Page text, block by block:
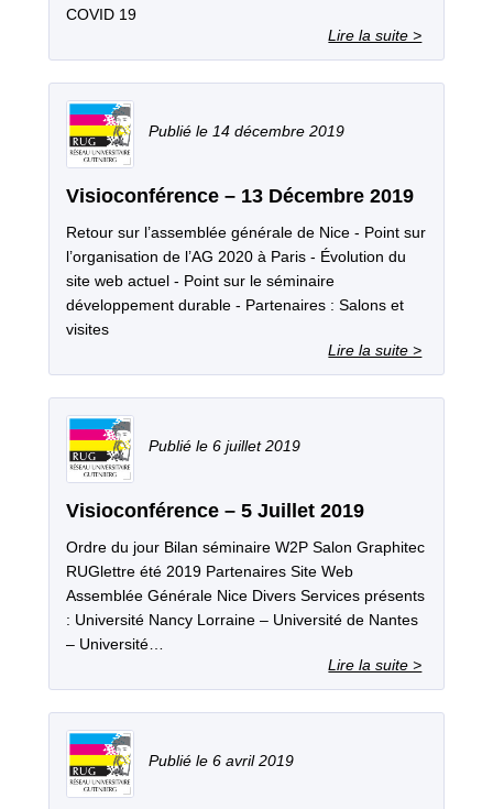
COVID 19
Visioconférence – 13 Décembre 2019
Retour sur l’assemblée générale de Nice - Point sur
l’organisation de l’AG 2020 à Paris - Évolution du
site web actuel - Point sur le séminaire
développement durable - Partenaires : Salons et
visites
14 décembre 2019
Visioconférence – 5 Juillet 2019
Ordre du jour Bilan séminaire W2P Salon Graphitec
RUGlettre été 2019 Partenaires Site Web
Assemblée Générale Nice Divers Services présents
: Université Nancy Lorraine – Université de Nantes
– Université…
6 juillet 2019
6 avril 2019